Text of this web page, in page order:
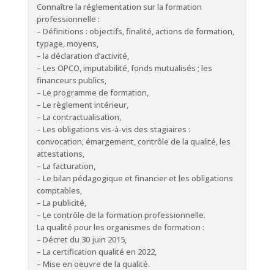
Connaître la réglementation sur la formation
professionnelle :
– Définitions : objectifs, finalité, actions de formation,
typage, moyens,
– la déclaration d’activité,
– Les OPCO, imputabilité, fonds mutualisés ; les
financeurs publics,
– Le programme de formation,
– Le règlement intérieur,
– La contractualisation,
– Les obligations vis-à-vis des stagiaires :
convocation, émargement, contrôle de la qualité, les
attestations,
– La facturation,
– Le bilan pédagogique et financier et les obligations
comptables,
– La publicité,
– Le contrôle de la formation professionnelle.
La qualité pour les organismes de formation :
– Décret du 30 juin 2015,
– La certification qualité en 2022,
– Mise en oeuvre de la qualité.